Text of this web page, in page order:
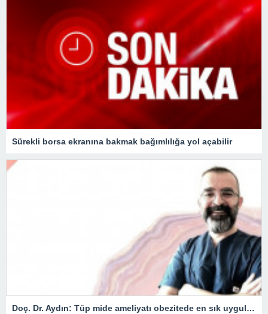
Sürekli borsa ekranına bakmak bağımlılığa yol açabilir
Doç. Dr. Aydın: Tüp mide ameliyatı obezitede en sık uygulanan yöntem